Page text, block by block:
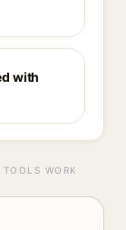
with
WORK